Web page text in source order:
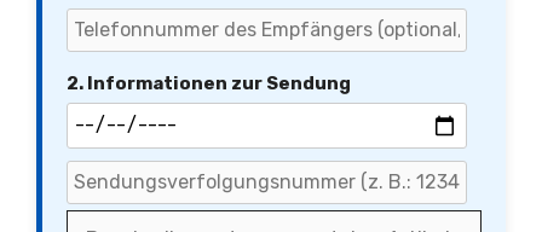
2. Informationen zur Sendung